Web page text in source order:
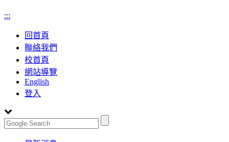
:::
回首頁
聯絡我們
校首頁
網站導覽
English
登入